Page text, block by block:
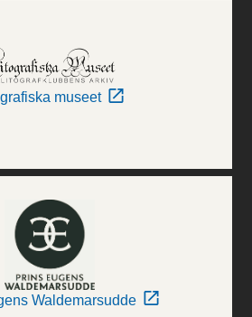
museet
Waldemarsudde